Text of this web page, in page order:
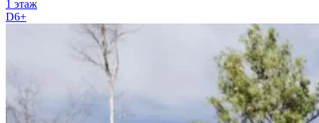
1 этаж
D6+